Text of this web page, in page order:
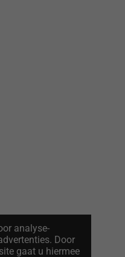
analyse-
Door
gaat u hiermee